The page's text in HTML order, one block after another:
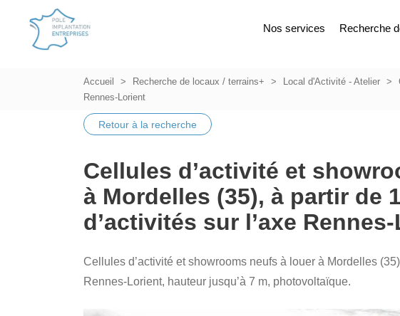
Nos services Recherche
Accueil Recherche de locaux / terrains+ Local d'Activité - Atelier
Rennes-Lorient
Retour à la recherche
Cellules d’activité et
à Mordelles (35), à partir de
d’activités sur l’axe
Cellules d’activité et showrooms neufs à louer à Mordelles
Rennes-Lorient, hauteur jusqu’à 7 m, photovoltaïque.